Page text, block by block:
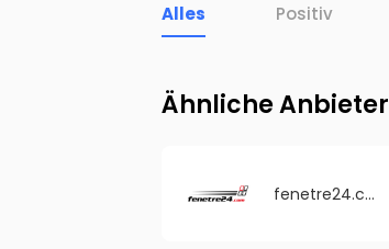
Alles Positiv
Ähnliche Anbieter
fenetre24.com